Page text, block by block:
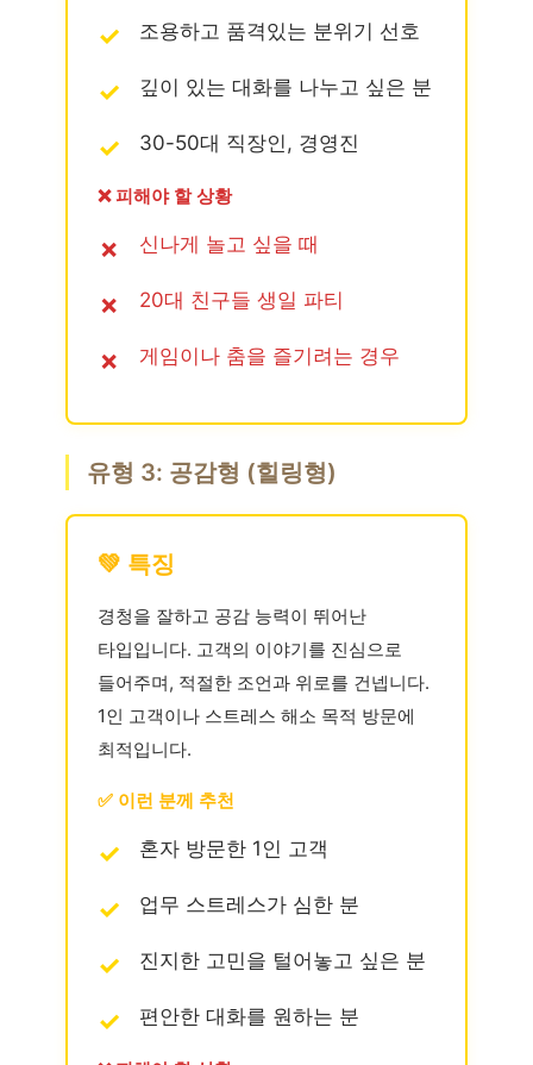
조용하고 품격있는 분위기 선호
깊이 있는 대화를 나누고 싶은 분
30-50대 직장인, 경영진
❌ 피해야 할 상황
신나게 놀고 싶을 때
20대 친구들 생일 파티
게임이나 춤을 즐기려는 경우
유형 3: 공감형 (힐링형)
💚 특징
경청을 잘하고 공감 능력이 뛰어난
타입입니다. 고객의 이야기를 진심으로
들어주며, 적절한 조언과 위로를 건넵니다.
1인 고객이나 스트레스 해소 목적 방문에
최적입니다.
✅ 이런 분께 추천
혼자 방문한 1인 고객
업무 스트레스가 심한 분
진지한 고민을 털어놓고 싶은 분
편안한 대화를 원하는 분